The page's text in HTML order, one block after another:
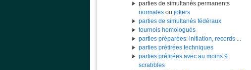
parties de simultanés permanents
normales ou jokers
parties de simultanés fédéraux
tournois homologués
parties préparées: initiation, records ...
parties prétirées techniques
parties prétirées avec au moins 9
scrabbles